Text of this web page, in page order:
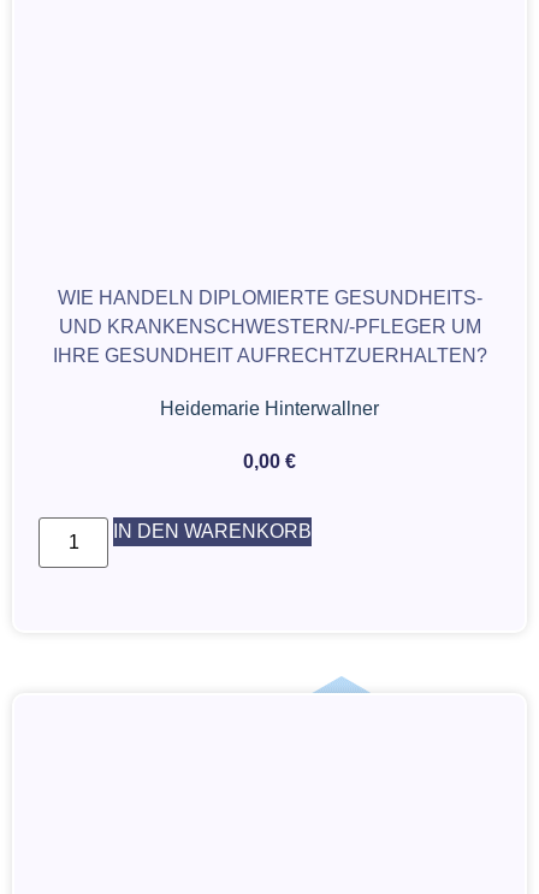
WIE HANDELN DIPLOMIERTE GESUNDHEITS-
UND KRANKENSCHWESTERN/‑PFLEGER UM
IHRE GESUNDHEIT AUFRECHTZUERHALTEN?
Heidemarie Hinterwallner
0,00 €
IN DEN WARENKORB